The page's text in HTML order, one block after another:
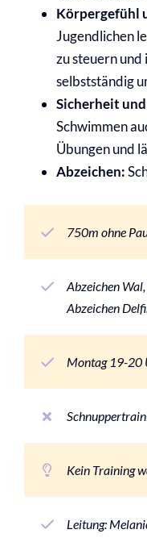
Körpergefühl
Jugendlichen
zu steuern und
selbstständig
Sicherheit
Schwimmen
Übungen und
Abzeichen:
750m ohne
Abzeichen
Abzeichen
Montag 19-20
Kein Training
Leitung: